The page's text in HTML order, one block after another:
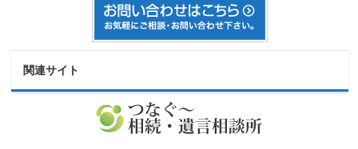
関連サイト